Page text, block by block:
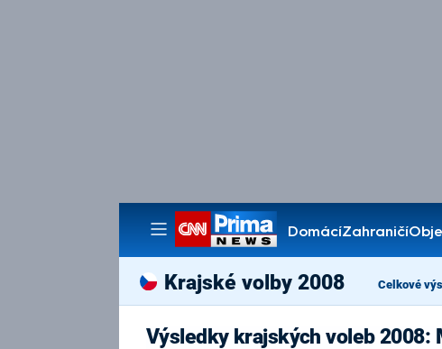
DomácíZahraničí
Pořady
Krajské volby 2008 Celkové
Výsledky krajských voleb 2008: